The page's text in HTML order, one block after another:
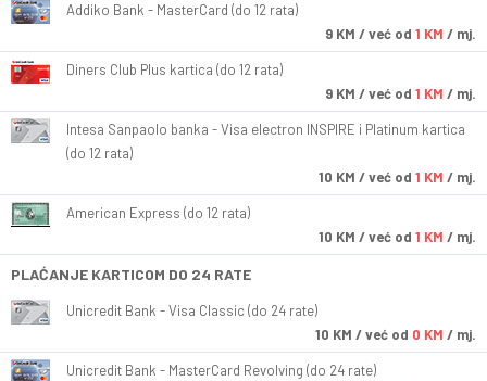
Addiko Bank - MasterCard (do 12 rata)
9 KM / već od 1 KM / mj.
Diners Club Plus kartica (do 12 rata)
9 KM / već od 1 KM / mj.
Intesa Sanpaolo banka - Visa electron INSPIRE i Platinum kartica
(do 12 rata)
10 KM / već od 1 KM / mj.
American Express (do 12 rata)
10 KM / već od 1 KM / mj.
PLAĆANJE KARTICOM DO 24 RATE
Unicredit Bank - Visa Classic (do 24 rate)
10 KM / već od 0 KM / mj.
Unicredit Bank - MasterCard Revolving (do 24 rate)